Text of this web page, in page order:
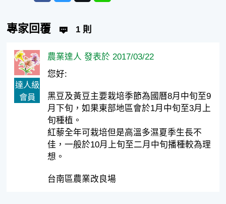
專家回覆 1 則
達人級
會員
農業達人 發表於 2017/03/22
您好:
黑豆及黃豆主要栽培季節為國曆8月中旬至9
月下旬，如果東部地區會於1月中旬至3月上
旬種植。
紅藜全年可栽培但是高溫多濕夏季生長不
佳，一般於10月上旬至二月中旬播種較為理
想。
台南區農業改良場